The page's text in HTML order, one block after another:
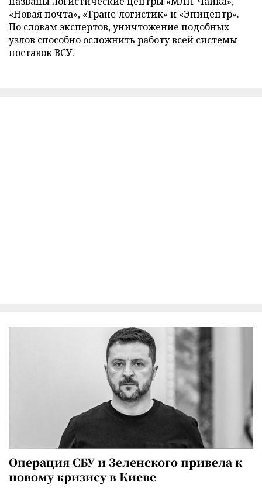
«Новая почта», «Транс-логистик» и «Эпицентр».
По словам экспертов, уничтожение подобных
узлов способно осложнить работу всей системы
поставок ВСУ.
Операция СБУ и Зеленского привела к
новому кризису в Киеве